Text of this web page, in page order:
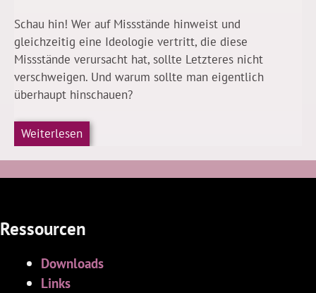
Schau hin! Wer auf Missstände hinweist und
gleichzeitig eine Ideologie vertritt, die diese
Missstände verursacht hat, sollte Letzteres nicht
verschweigen. Und warum sollte man eigentlich
überhaupt hinschauen?
Weiterlesen
Ressourcen
Downloads
Links